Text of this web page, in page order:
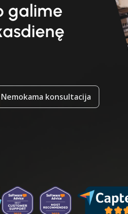
galime
Nemokama konsultacija